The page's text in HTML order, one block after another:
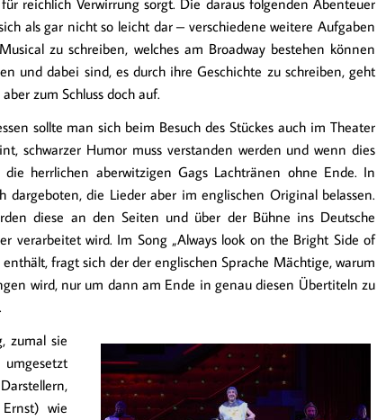
als gar nicht so leicht dar – verschiedene weitere Aufgaben
zu schreiben, welches am Broadway bestehen können
und dabei sind, es durch ihre Geschichte zu schreiben, geht
zum Schluss doch auf.
sollte man sich beim Besuch des Stückes auch im Theater
schwarzer Humor muss verstanden werden und wenn dies
herrlichen aberwitzigen Gags Lachtränen ohne Ende. In
die Lieder aber im englischen Original belassen.
diese an den Seiten und über der Bühne ins Deutsche
verarbeitet wird. Im Song „Always look on the Bright Side of
fragt sich der der englischen Sprache Mächtige, warum
wird, nur um dann am Ende in genau diesen Übertiteln zu
zumal sie
wie